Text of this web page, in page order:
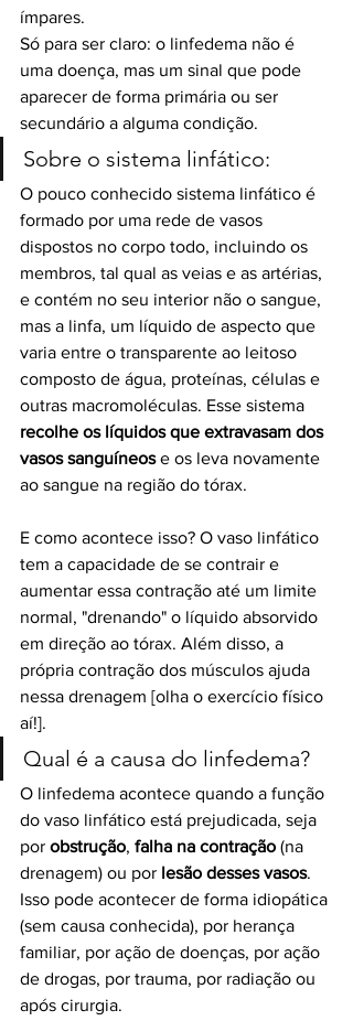
ímpares.
Só para ser claro: o linfedema não é
uma doença, mas um sinal que pode
aparecer de forma primária ou ser
secundário a alguma condição.
Sobre o sistema linfático:
O pouco conhecido sistema linfático é
formado por uma rede de vasos
dispostos no corpo todo, incluindo os
membros, tal qual as veias e as artérias,
e contém no seu interior não o sangue,
mas a linfa, um líquido de aspecto que
varia entre o transparente ao leitoso
composto de água, proteínas, células e
outras macromoléculas. Esse sistema
recolhe os líquidos que extravasam dos
vasos sanguíneos e os leva novamente
ao sangue na região do tórax.
E como acontece isso? O vaso linfático
tem a capacidade de se contrair e
aumentar essa contração até um limite
normal, "drenando" o líquido absorvido
em direção ao tórax. Além disso, a
própria contração dos músculos ajuda
nessa drenagem [olha o exercício físico
aí!].
Qual é a causa do linfedema?
O linfedema acontece quando a função
do vaso linfático está prejudicada, seja
por obstrução, falha na contração (na
drenagem) ou por lesão desses vasos.
Isso pode acontecer de forma idiopática
(sem causa conhecida), por herança
familiar, por ação de doenças, por ação
de drogas, por trauma, por radiação ou
após cirurgia.